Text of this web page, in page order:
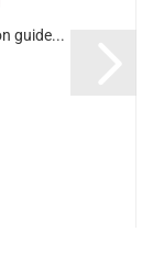
guide...